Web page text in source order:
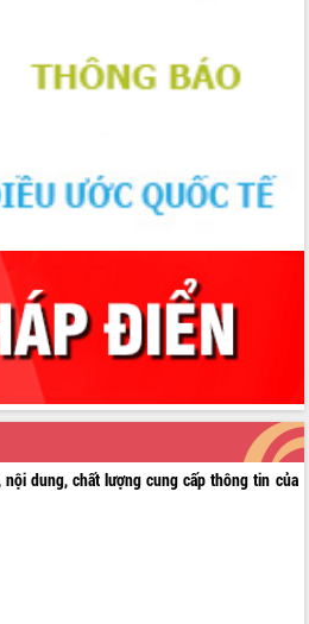
dung, chất lượng cung cấp thông tin của